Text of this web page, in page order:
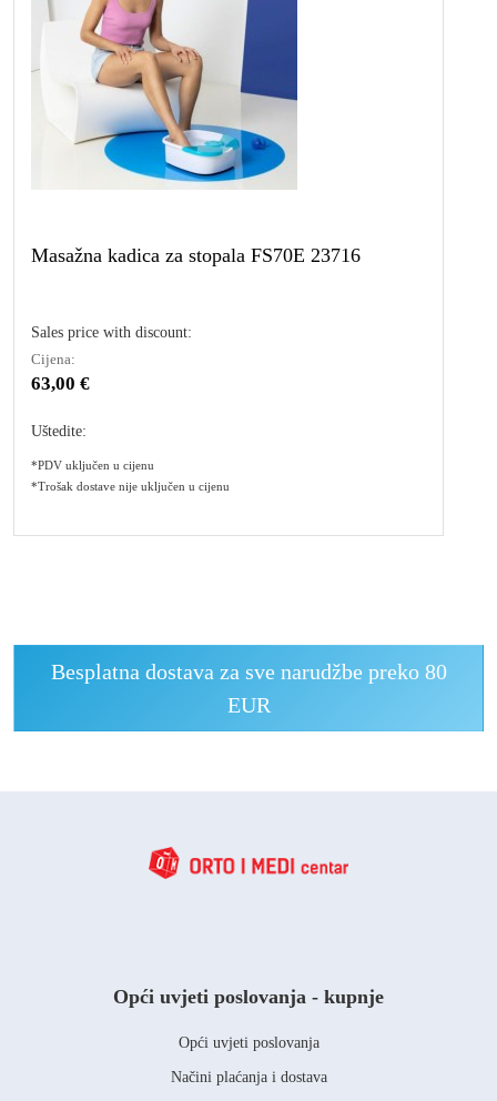
Masažna kadica za stopala FS70E 23716
Sales price with discount:
Cijena:
63,00 €
Uštedite:
*PDV uključen u cijenu
*Trošak dostave nije uključen u cijenu
Besplatna dostava za sve narudžbe preko 80
EUR
Opći uvjeti poslovanja - kupnje
Opći uvjeti poslovanja
Načini plaćanja i dostava